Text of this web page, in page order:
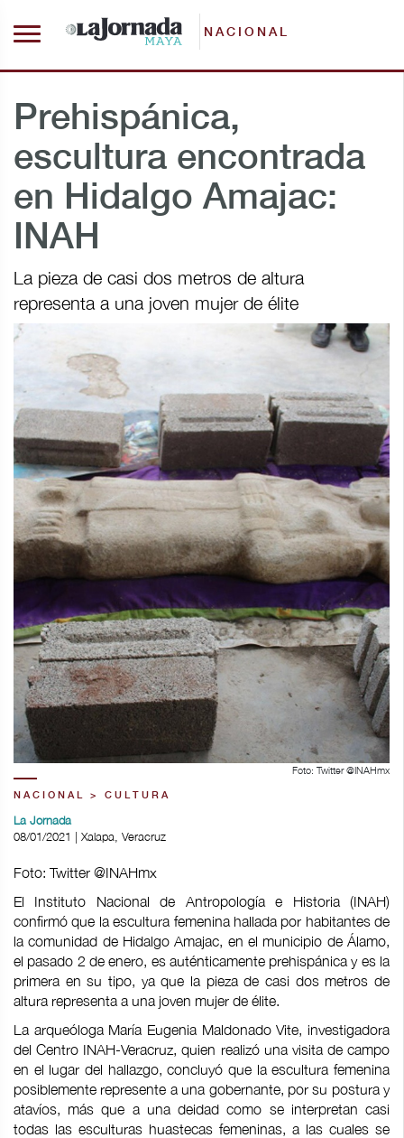
NACIONAL
Prehispánica,
escultura encontrada
en Hidalgo Amajac:
INAH
La pieza de casi dos metros de altura
representa a una joven mujer de élite
Foto: Twitter @INAHmx
NACIONAL > CULTURA
La Jornada
08/01/2021 | Xalapa, Veracruz
Foto: Twitter @INAHmx
El Instituto Nacional de Antropología e Historia (INAH)
confirmó que la escultura femenina hallada por habitantes de
la comunidad de Hidalgo Amajac, en el municipio de Álamo,
el pasado 2 de enero, es auténticamente prehispánica y es la
primera en su tipo, ya que la pieza de casi dos metros de
altura representa a una joven mujer de élite.
La arqueóloga María Eugenia Maldonado Vite, investigadora
del Centro INAH-Veracruz, quien realizó una visita de campo
en el lugar del hallazgo, concluyó que la escultura femenina
posiblemente represente a una gobernante, por su postura y
atavíos, más que a una deidad como se interpretan casi
todas las esculturas huastecas femeninas, a las cuales se